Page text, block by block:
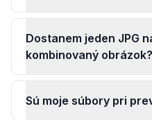
Dostanem jeden JPG
kombinovaný obrázok?
Sú moje súbory pri